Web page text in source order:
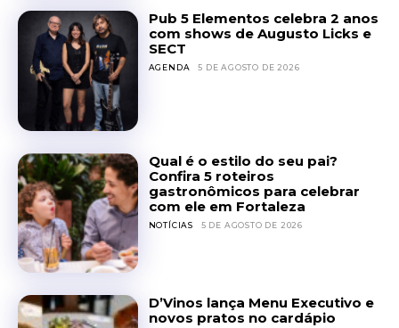
Pub 5 Elementos celebra 2 anos
com shows de Augusto Licks e
SECT
AGENDA 5 DE AGOSTO DE 2026
Qual é o estilo do seu pai?
Confira 5 roteiros
gastronômicos para celebrar
com ele em Fortaleza
NOTÍCIAS 5 DE AGOSTO DE 2026
D’Vinos lança Menu Executivo e
novos pratos no cardápio